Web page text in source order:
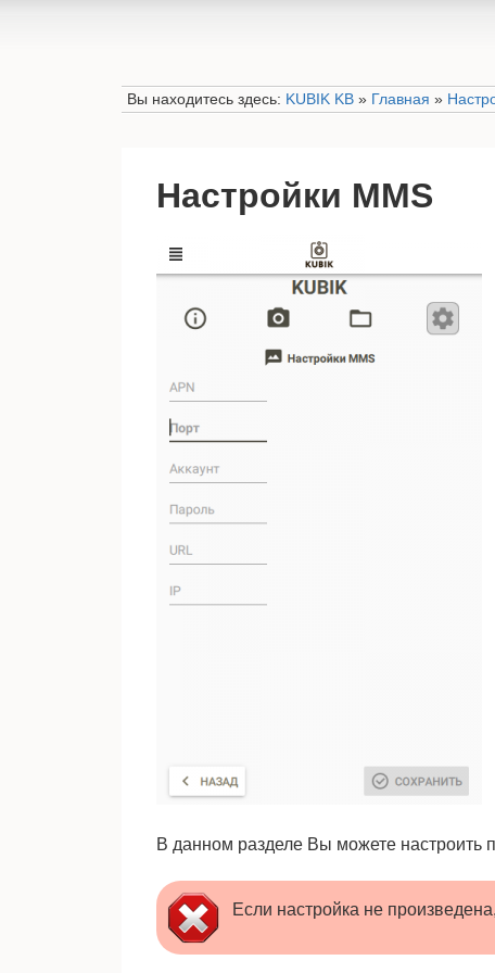
Вы находитесь здесь: KUBIK KB» Главная »
Настройки MMS
В данном разделе Вы можете настроить
Если настройка не